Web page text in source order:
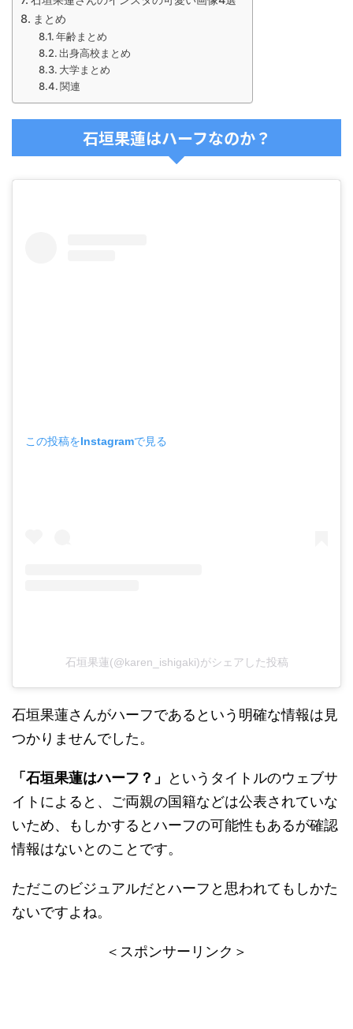
まとめ
年齢まとめ
出身高校まとめ
大学まとめ
関連
石垣果蓮はハーフなのか？
この投稿をInstagramで見る
石垣果蓮(@karen_ishigaki)がシェアした投稿
石垣果蓮さんがハーフであるという明確な情報は見
つかりませんでした。
「石垣果蓮はハーフ？」
というタイトルのウェブサ
イトによると、ご両親の国籍などは公表されていな
いため、もしかするとハーフの可能性もあるが確認
情報はないとのことです。
ただこのビジュアルだとハーフと思われてもしかた
ないですよね。
＜スポンサーリンク＞